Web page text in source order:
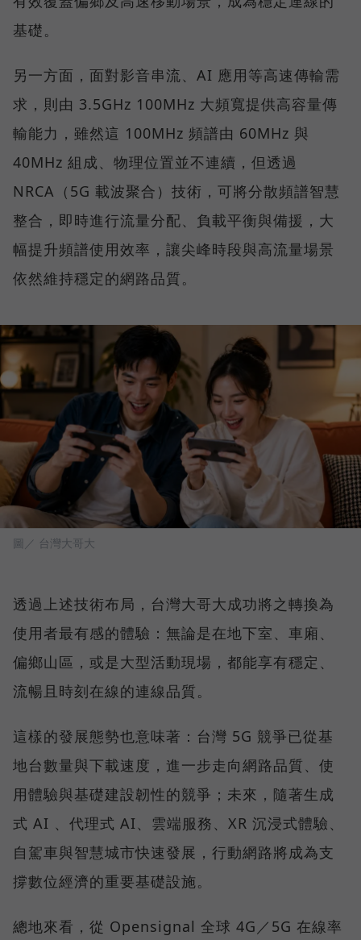
基礎。
另一方面，面對影音串流、AI 應用等高速傳輸需
求，則由 3.5GHz 100MHz 大頻寬提供高容量傳
輸能力，雖然這 100MHz 頻譜由 60MHz 與
40MHz 組成、物理位置並不連續，但透過
NRCA（5G 載波聚合）技術，可將分散頻譜智慧
整合，即時進行流量分配、負載平衡與備援，大
幅提升頻譜使用效率，讓尖峰時段與高流量場景
依然維持穩定的網路品質。
圖／ 台灣大哥大
透過上述技術布局，台灣大哥大成功將之轉換為
使用者最有感的體驗：無論是在地下室、車廂、
偏鄉山區，或是大型活動現場，都能享有穩定、
流暢且時刻在線的連線品質。
這樣的發展態勢也意味著：台灣 5G 競爭已從基
地台數量與下載速度，進一步走向網路品質、使
用體驗與基礎建設韌性的競爭；未來，隨著生成
式 AI 、代理式 AI、雲端服務、XR 沉浸式體驗、
自駕車與智慧城市快速發展，行動網路將成為支
撐數位經濟的重要基礎設施。
總地來看，從 Opensignal 全球 4G／5G 在線率